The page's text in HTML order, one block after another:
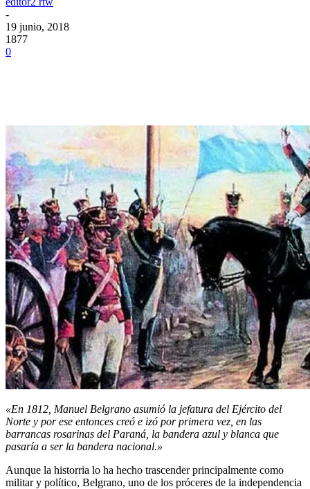
-
19 junio, 2018
1877
0
«En 1812, Manuel Belgrano asumió la jefatura del Ejército del
Norte y por ese entonces creó e izó por primera vez, en las
barrancas rosarinas del Paraná, la bandera azul y blanca que
pasaría a ser la bandera nacional.»
Aunque la historria lo ha hecho trascender principalmente como
militar y político, Belgrano, uno de los próceres de la independencia